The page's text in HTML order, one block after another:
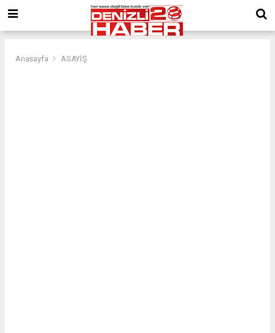
Anasayfa ASAYİŞ